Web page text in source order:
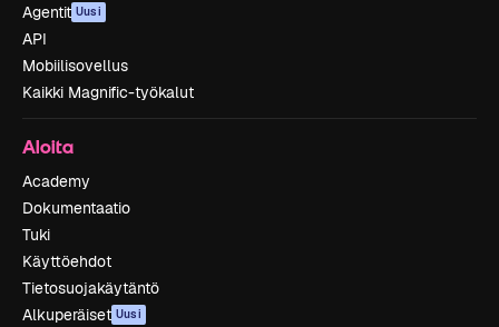
Agentit Uusi
API
Mobiilisovellus
Kaikki Magnific-työkalut
Aloita
Academy
Dokumentaatio
Tuki
Käyttöehdot
Tietosuojakäytäntö
Alkuperäiset Uusi